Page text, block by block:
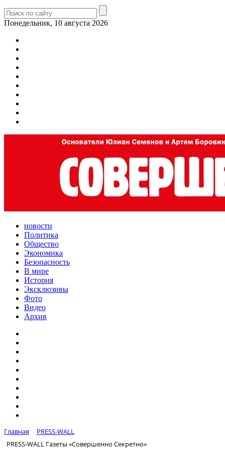
Понедельник, 10 августа 2026
новости
Политика
Общество
Экономика
Безопасность
В мире
История
Эксклюзивы
Фото
Видео
Архив
Главная
PRESS-WALL
PRESS-WALL Газеты «Совершенно Секретно»